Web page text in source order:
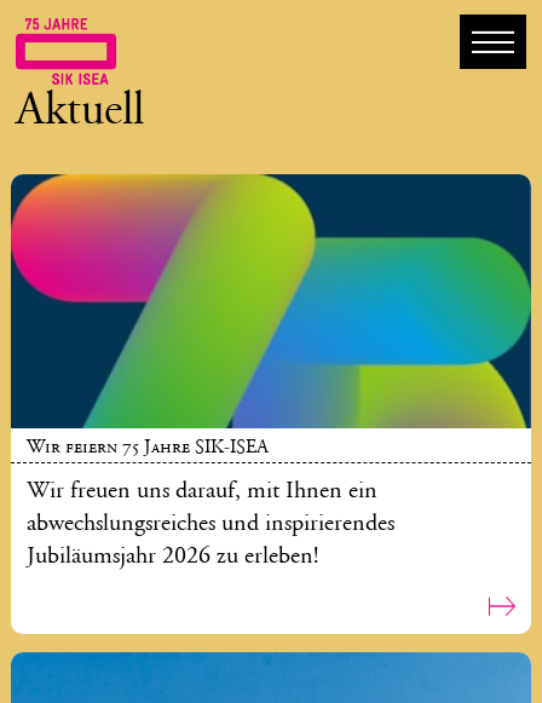
Aktuell
Wir feiern 75 Jahre SIK-ISEA
Wir freuen uns darauf, mit Ihnen ein
abwechslungsreiches und inspirierendes
Jubiläumsjahr 2026 zu erleben!